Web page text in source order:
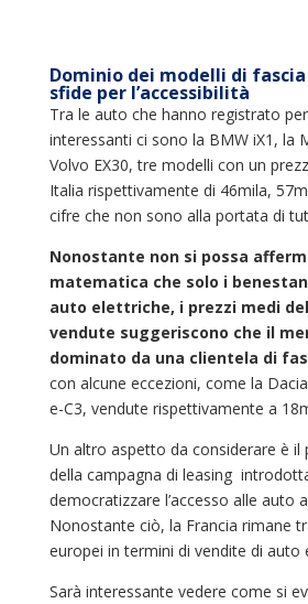
Dominio dei modelli di
sfide per l’accessibilità
Tra le auto che hanno registrato
interessanti ci sono la BMW iX1, la
Volvo EX30, tre modelli con un
Italia rispettivamente di 46mila,
cifre che non sono alla portata di
Nonostante non si possa
matematica che solo i
auto elettriche, i prezzi medi
vendute suggeriscono che il
dominato da una clientela di
con alcune eccezioni, come la
e-C3, vendute rispettivamente a
Un altro aspetto da considerare è il
della campagna di leasing
democratizzare l’accesso alle auto
Nonostante ciò, la Francia rimane
europei in termini di vendite di auto
Sarà interessante vedere come si